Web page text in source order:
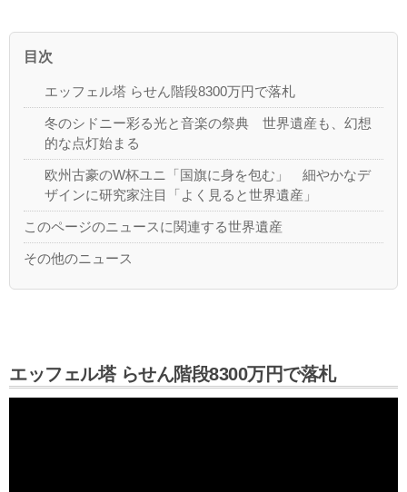
目次
エッフェル塔 らせん階段8300万円で落札
冬のシドニー彩る光と音楽の祭典 世界遺産も、幻想
的な点灯始まる
欧州古豪のW杯ユニ「国旗に身を包む」 細やかなデ
ザインに研究家注目「よく見ると世界遺産」
このページのニュースに関連する世界遺産
その他のニュース
エッフェル塔 らせん階段8300万円で落札